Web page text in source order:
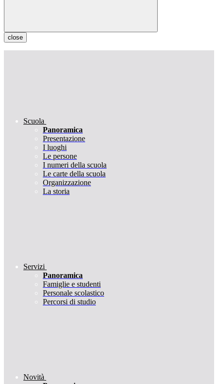
close
Scuola
Panoramica
Presentazione
I luoghi
Le persone
I numeri della scuola
Le carte della scuola
Organizzazione
La storia
Servizi
Panoramica
Famiglie e studenti
Personale scolastico
Percorsi di studio
Novità